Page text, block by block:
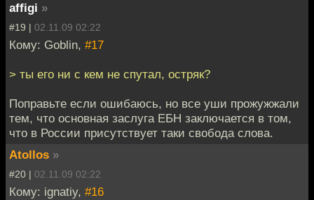
affigi »
#19 | 02.11.09 02:22
Кому: Goblin, #17
> ты его ни с кем не спутал, остряк?
Поправьте если ошибаюсь, но все уши прожужжали
тем, что основная заслуга ЕБН заключается в том,
что в России присутствует таки свобода слова.
Atollos »
#20 | 02.11.09 02:22
Кому: ignatiy, #16